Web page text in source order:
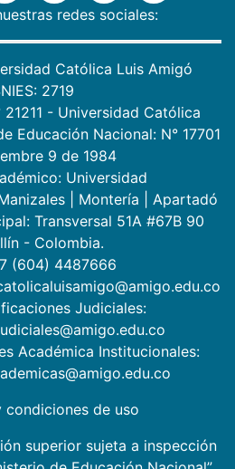
redes sociales:
Católica Luis Amigó
2719
21211 - Universidad Católica
Educación Nacional: N° 17701
9 de 1984
Universidad
Montería
Apartadó
Transversal 51A #67B 90
- Colombia.
(604) 4487666
Judiciales:
Académica Institucionales:
condiciones de uso
superior sujeta a inspección